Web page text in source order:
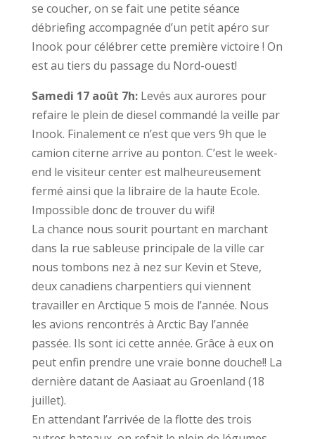
se coucher, on se fait une petite séance
débriefing accompagnée d’un petit apéro sur
Inook pour célébrer cette première victoire ! On
est au tiers du passage du Nord-ouest!
Samedi 17 août 7h: Levés aux aurores pour
refaire le plein de diesel commandé la veille par
Inook. Finalement ce n’est que vers 9h que le
camion citerne arrive au ponton. C’est le week-
end le visiteur center est malheureusement
fermé ainsi que la libraire de la haute Ecole.
Impossible donc de trouver du wifi!
La chance nous sourit pourtant en marchant
dans la rue sableuse principale de la ville car
nous tombons nez à nez sur Kevin et Steve,
deux canadiens charpentiers qui viennent
travailler en Arctique 5 mois de l’année. Nous
les avions rencontrés à Arctic Bay l’année
passée. Ils sont ici cette année. Grâce à eux on
peut enfin prendre une vraie bonne douche!! La
dernière datant de Aasiaat au Groenland (18
juillet).
En attendant l’arrivée de la flotte des trois